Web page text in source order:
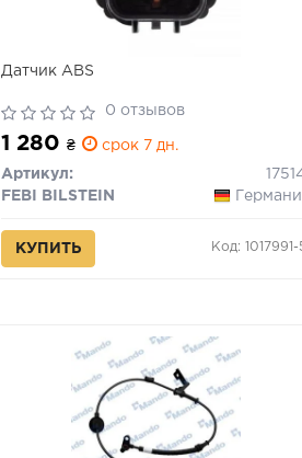
Датчик ABS
0 отзывов
1 280 ₴ срок 7 дн.
Артикул:
FEBI BILSTEIN
КУПИТЬ Код: 1017991-